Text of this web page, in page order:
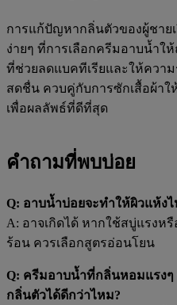
การแก้ปัญหากลิ่นตัวของผู้ชาย
ง่ายๆ ที่การเลือกครีมอาบน้ำใ
ที่ช่วยลดแบคทีเรียและให้ความ
สดชื่น ควบคู่กับการซักเสื้อผ้าใ
เพื่อผลลัพธ์ที่ดีที่สุด
คำถามที่พบบ่อย
Q: อาบน้ำบ่อยจะทำให้ผิวแห้งไ
A: อาจเกิดได้ หากใช้สบู่แรงห
ร้อน ควรเลือกสูตรอ่อนโยน
Q: ครีมอาบน้ำที่กลิ่นหอมแรงๆ
กลิ่นตัวได้ดีกว่าไหม?